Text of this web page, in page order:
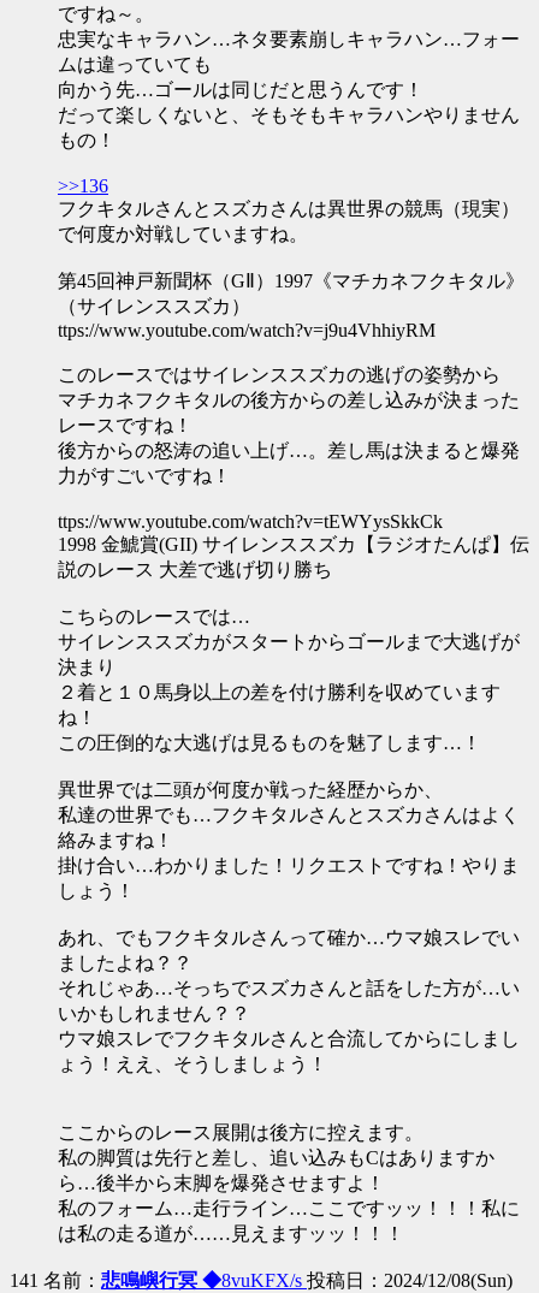
ですね～。
忠実なキャラハン…ネタ要素崩しキャラハン…フォー
ムは違っていても
向かう先…ゴールは同じだと思うんです！
だって楽しくないと、そもそもキャラハンやりません
もの！
>>136
フクキタルさんとスズカさんは異世界の競馬（現実）
で何度か対戦していますね。
第45回神戸新聞杯（GⅡ）1997《マチカネフクキタル》
（サイレンススズカ）
ttps://www.youtube.com/watch?v=j9u4VhhiyRM
このレースではサイレンススズカの逃げの姿勢から
マチカネフクキタルの後方からの差し込みが決まった
レースですね！
後方からの怒涛の追い上げ…。差し馬は決まると爆発
力がすごいですね！
ttps://www.youtube.com/watch?v=tEWYysSkkCk
1998 金鯱賞(GII) サイレンススズカ【ラジオたんぱ】伝
説のレース 大差で逃げ切り勝ち
こちらのレースでは…
サイレンススズカがスタートからゴールまで大逃げが
決まり
２着と１０馬身以上の差を付け勝利を収めています
ね！
この圧倒的な大逃げは見るものを魅了します…！
異世界では二頭が何度か戦った経歴からか、
私達の世界でも…フクキタルさんとスズカさんはよく
絡みますね！
掛け合い…わかりました！リクエストですね！やりま
しょう！
あれ、でもフクキタルさんって確か…ウマ娘スレでい
ましたよね？？
それじゃあ…そっちでスズカさんと話をした方が…い
いかもしれません？？
ウマ娘スレでフクキタルさんと合流してからにしまし
ょう！ええ、そうしましょう！
ここからのレース展開は後方に控えます。
私の脚質は先行と差し、追い込みもCはありますか
ら…後半から末脚を爆発させますよ！
私のフォーム…走行ライン…ここですッッ！！！私に
は私の走る道が……見えますッッ！！！
141 名前： 悲鳴嶼行冥 ◆8vuKFX/s 投稿日：2024/12/08(Sun)